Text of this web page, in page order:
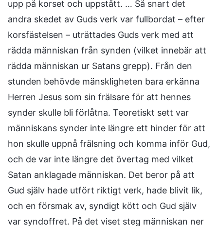
upp på korset och uppstått. … Så snart det
andra skedet av Guds verk var fullbordat – efter
korsfästelsen – uträttades Guds verk med att
rädda människan från synden (vilket innebär att
rädda människan ur Satans grepp). Från den
stunden behövde mänskligheten bara erkänna
Herren Jesus som sin frälsare för att hennes
synder skulle bli förlåtna. Teoretiskt sett var
människans synder inte längre ett hinder för att
hon skulle uppnå frälsning och komma inför Gud,
och de var inte längre det övertag med vilket
Satan anklagade människan. Det beror på att
Gud själv hade utfört riktigt verk, hade blivit lik,
och en försmak av, syndigt kött och Gud själv
var syndoffret. På det viset steg människan ner